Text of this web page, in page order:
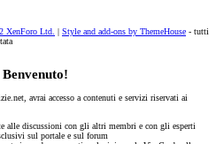
XenForo Ltd. Style and add-ons by ThemeHouse - tutti
Benvenuto!
avrai accesso a contenuti e servizi riservati ai
alle discussioni con gli altri membri e con gli esperti
sul portale e sul forum